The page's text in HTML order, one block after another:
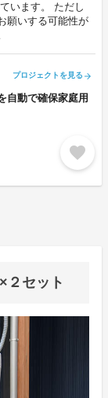
います。 ただし
願いする可能性が
プロジェクトを見る arrow_forward
自動で確保家庭用
favorite
２セット